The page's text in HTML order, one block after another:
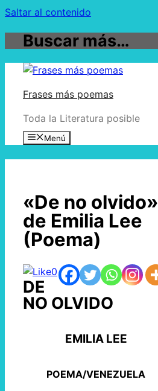
Saltar al contenido
Buscar más…
Frases más poemas
Toda la Literatura posible
Menú
«De no olvido»
de Emilia Lee
(Poema)
0
DE
NO OLVIDO
EMILIA LEE
POEMA/VENEZUELA